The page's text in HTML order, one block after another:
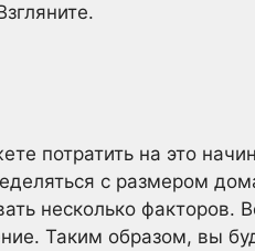
потратить на это
с размером
несколько факторов.
Таким образом, вы